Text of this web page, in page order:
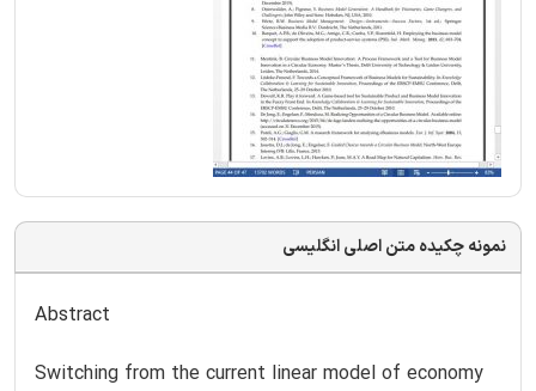
نمونه چکیده متن اصلی انگلیسی
Abstract
Switching from the current linear model of economy